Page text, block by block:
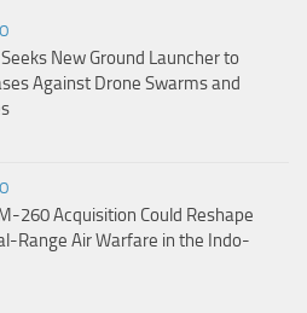
Seeks New Ground Launcher to
Against Drone Swarms and
260 Acquisition Could Reshape
Range Air Warfare in the Indo-